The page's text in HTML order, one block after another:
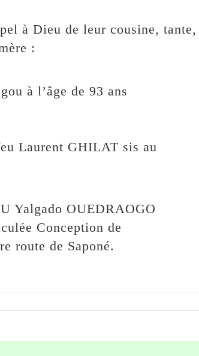
à Dieu de leur cousine, tante,
:
à l’âge de 93 ans
Laurent GHILAT sis au
Yalgado OUEDRAOGO
Conception de
route de Saponé.